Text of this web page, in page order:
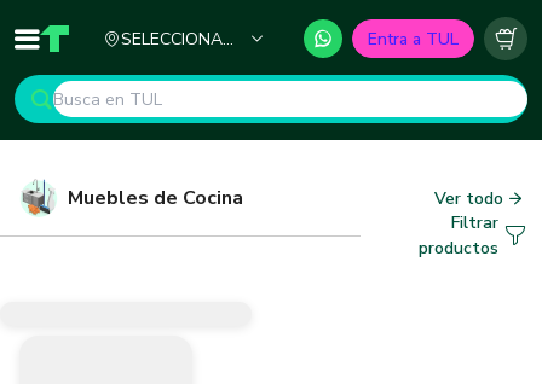
Inicio TUL - Tu Marketplace de Construcción
SELECCIONA
Entra a TUL
Muebles de Cocina
Ver todo
Filtrar
productos